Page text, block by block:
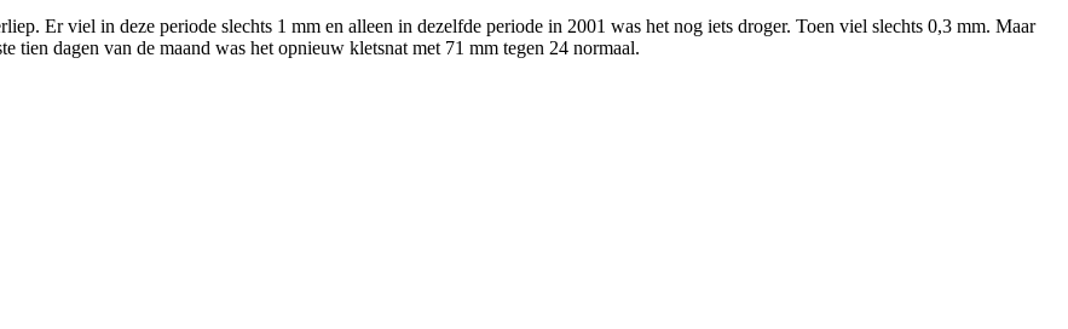
Er viel in deze periode slechts 1 mm en alleen in dezelfde periode in 2001 was het nog iets droger. Toen viel slechts 0,3 mm. Maar
tien dagen van de maand was het opnieuw kletsnat met 71 mm tegen 24 normaal.